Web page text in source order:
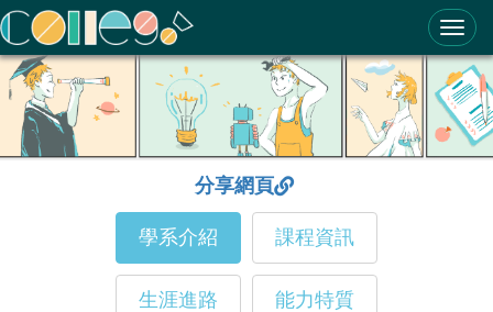
ColleGo! 大學選才與高中育才輔助系統
分享網頁
學系介紹 課程資訊
生涯進路 能力特質